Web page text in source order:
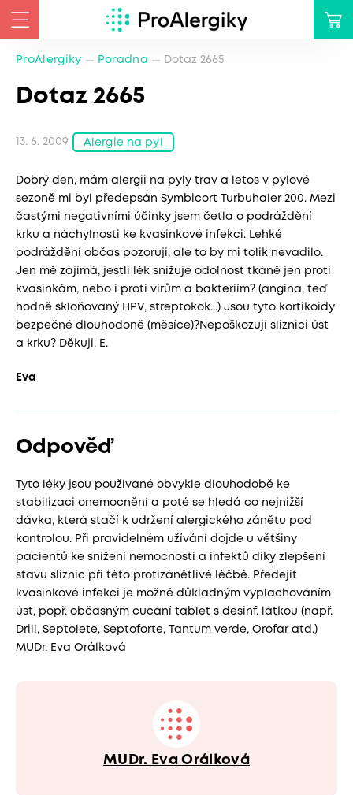
ProAlergiky Poradna Dotaz 2665
Dotaz 2665
13. 6. 2009 Alergie na pyl
Dobrý den, mám alergii na pyly trav a letos v pylové
sezoně mi byl předepsán Symbicort Turbuhaler 200. Mezi
častými negativními účinky jsem četla o podráždění
krku a náchylnosti ke kvasinkové infekci. Lehké
podráždění občas pozoruji, ale to by mi tolik nevadilo.
Jen mě zajímá, jestli lék snižuje odolnost tkáně jen proti
kvasinkám, nebo i proti virům a bakteriím? (angina, teď
hodně skloňovaný HPV, streptokok...) Jsou tyto kortikoidy
bezpečné dlouhodoně (měsíce)?Nepoškozují sliznici úst
a krku? Děkuji. E.
Eva
Odpověď
Tyto léky jsou používané obvykle dlouhodobě ke
stabilizaci onemocnění a poté se hledá co nejnižší
dávka, která stačí k udržení alergického zánětu pod
kontrolou. Při pravidelném užívání dojde u většiny
pacientů ke snížení nemocnosti a infektů díky zlepšení
stavu sliznic při této protizánětlivé léčbě. Předejít
kvasinkové infekci je možné důkladným vyplachováním
úst, popř. občasným cucání tablet s desinf. látkou (např.
Drill, Septolete, Septoforte, Tantum verde, Orofar atd.)
MUDr. Eva Orálková
MUDr. Eva Orálková